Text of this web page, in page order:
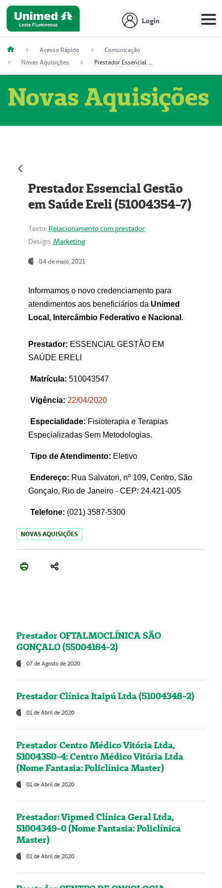
Login
Acesso Rápido
Comunicação
Novas Aquisições
Prestador Essencial Gestão em Saúde Ereli (51004354-7)
Novas Aquisições
Prestador Essencial Gestão
em Saúde Ereli (51004354-7)
Texto: Relacionamento com prestador
Design: Marketing
04 de maio, 2021
Informamos o novo credenciamento para
atendimentos aos beneficiários da Unimed
Local, Intercâmbio Federativo e Nacional .
Prestador: ESSENCIAL GESTÃO EM
SAÚDE ERELI
Matrícula: 510043547
Vigência: 22/04/2020
Especialidade: Fisioterapia e Terapias
Especializadas Sem Metodologias.
Tipo de Atendimento: Eletivo
Endereço: Rua Salvatori, nº 109, Centro, São
Gonçalo, Rio de Janeiro - CEP: 24.421-005
Telefone: (021) 3587-5300
NOVAS AQUISIÇÕES
Prestador OFTALMOCLÍNICA SÃO
GONÇALO (55004164-2)
07 de Agosto de 2020
Prestador Clínica Itaipú Ltda (51004348-2)
01 de Abril de 2020
Prestador Centro Médico Vitória Ltda,
51004350-4: Centro Médico Vitória Ltda
(Nome Fantasia: Policlínica Master)
01 de Abril de 2020
Prestador: Vipmed Clínica Geral Ltda,
51004349-0 (Nome Fantasia: Policlínica
Master)
01 de Abril de 2020